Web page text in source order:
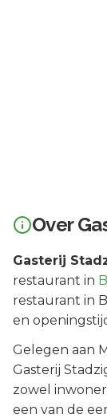
Over
Gasterij
restaurant in
restaurant in
en
Gelegen aan
Gasterij
zowel
een van de